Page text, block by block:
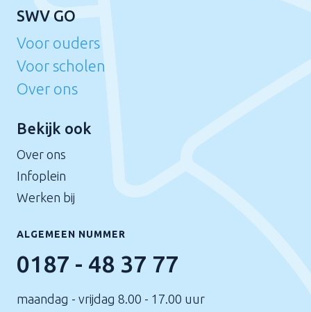
SWV GO
Voor ouders
Voor scholen
Over ons
Bekijk ook
Over ons
Infoplein
Werken bij
ALGEMEEN NUMMER
0187 - 48 37 77
maandag - vrijdag 8.00 - 17.00 uur